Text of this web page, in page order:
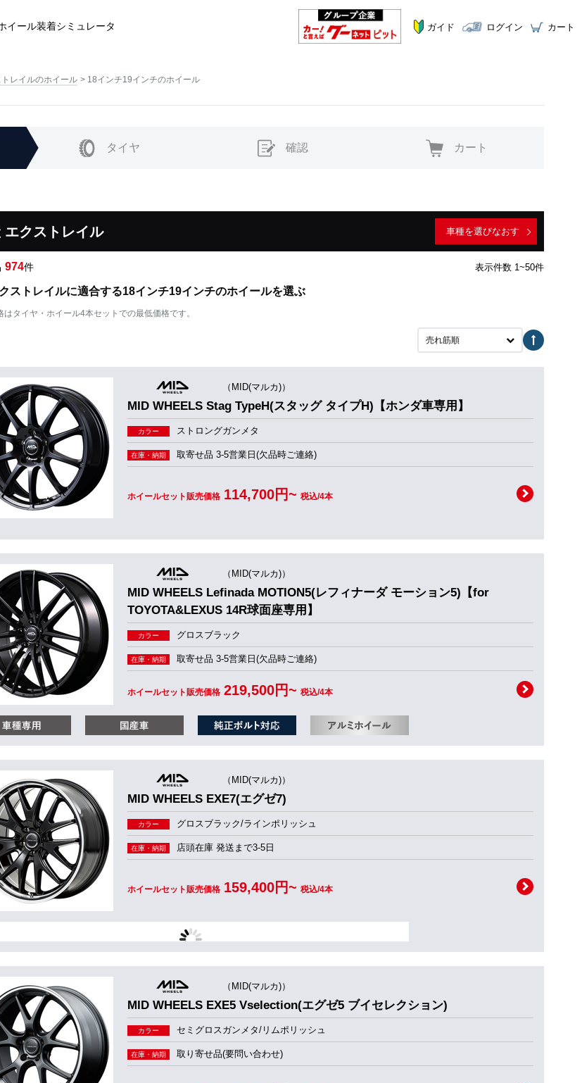
イール装着シミュレータ ガイド ログイン カート
トレイルのホイール 18インチ19インチのホイール
タイヤ 確認 カート
エクストレイル 車種を選びなおす
974件 表示件数 1~50件
ストレイルに適合する18インチ19インチのホイールを選ぶ
タイヤ・ホイール4本セットでの最低価格です。
売れ筋順
（MID(マルカ)）
MID WHEELS Stag TypeH(スタッグ タイプH)【ホンダ車専用】
カラー ストロングガンメタ
在庫・納期 取寄せ品 3-5営業日(欠品時ご連絡)
ホイールセット販売価格 114,700円~ 税込/4本
（MID(マルカ)）
MID WHEELS Lefinada MOTION5(レフィナーダ モーション5)【for
TOYOTA&LEXUS 14R球面座専用】
カラー グロスブラック
在庫・納期 取寄せ品 3-5営業日(欠品時ご連絡)
ホイールセット販売価格 219,500円~ 税込/4本
（MID(マルカ)）
MID WHEELS EXE7(エグゼ7)
カラー グロスブラック/ラインポリッシュ
在庫・納期 店頭在庫 発送まで3-5日
ホイールセット販売価格 159,400円~ 税込/4本
（MID(マルカ)）
MID WHEELS EXE5 Vselection(エグゼ5 ブイセレクション)
カラー セミグロスガンメタ/リムポリッシュ
在庫・納期 取り寄せ品(要問い合わせ)